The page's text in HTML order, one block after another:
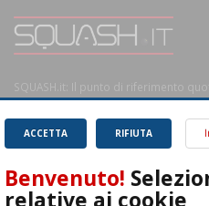
SQUASH.it: Il punto di riferimento
RIFIUTA
ACCETTA
Benvenuto!
relative ai cookie